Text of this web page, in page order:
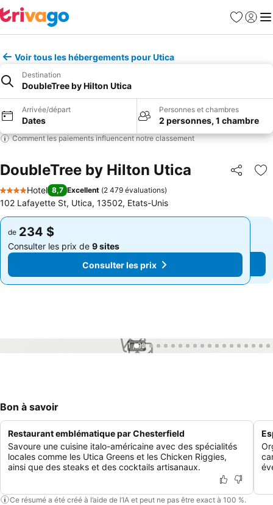
Favoris
Se
Voir tous les hébergements pour Utica
Destination
DoubleTree by Hilton Utica
Arrivée/départ
Dates
Personnes et chambres
2 personnes, 1 chambre
Comment les paiements influencent notre classement
DoubleTree by Hilton Utica Partager
4 Étoiles
Hotel 8,7 Excellent (2 479 évaluations)
102 Lafayette St, Utica, 13502, Etats-Unis
de 234 $
Consulter les prix de 9 sites
Consulter les prix
de 234 $
Consulter les prix de 9 sites
Consulter les prix
1 / 99
Bon à savoir
Restaurant emblématique par Chesterfield
Savoure une cuisine italo-américaine avec des spécialités
locales comme les Utica Greens et les Chicken Riggies,
ainsi que des steaks et des cocktails artisanaux.
Ce résumé a été créé à l’aide de l’IA et peut ne pas être exact à 100 %.